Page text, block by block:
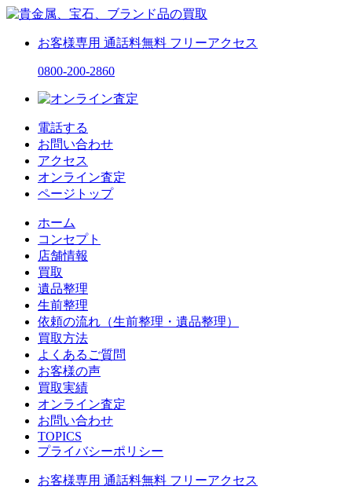
お客様専用 通話料無料 フリーアクセス
0800-200-2860
電話する
お問い合わせ
アクセス
オンライン査定
ページトップ
ホーム
コンセプト
店舗情報
買取
遺品整理
生前整理
依頼の流れ（生前整理・遺品整理）
買取方法
よくあるご質問
お客様の声
買取実績
オンライン査定
お問い合わせ
TOPICS
プライバシーポリシー
お客様専用 通話料無料 フリーアクセス